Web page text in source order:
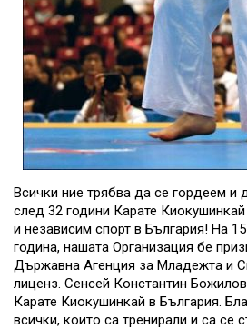
Всички ние трябва да се гордеем и
след 32 години Карате
и независим спорт в България! На
година, нашата Организация бе
Държавна Агенция за Младежта и
лиценз. Сенсей Константин
Карате Киокушинкай в България.
всички, които са тренирали и са се